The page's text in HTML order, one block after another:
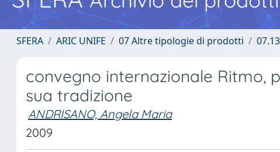
SFERA ARIC UNIFE 07 Altre tipologie di prodotti
convegno internazionale Ritmo,
sua tradizione
ANDRISANO, Angela Maria
2009